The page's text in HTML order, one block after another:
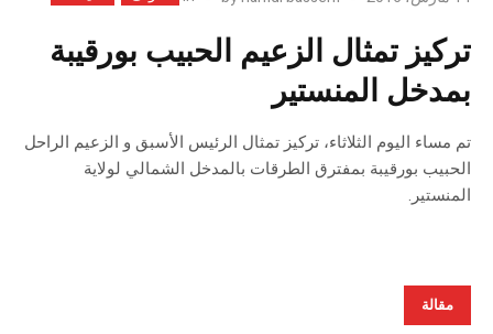
تركيز تمثال الزعيم الحبيب بورقيبة
بمدخل المنستير
تم مساء اليوم الثلاثاء، تركيز تمثال الرئيس الأسبق و الزعيم الراحل
الحبيب بورقيبة بمفترق الطرقات بالمدخل الشمالي لولاية
المنستير.
مقالة